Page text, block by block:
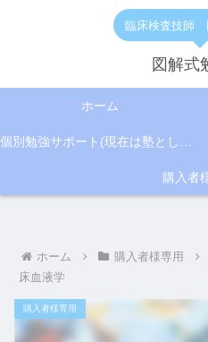
臨床検査技師
図解式
ホーム
購入者
ホーム 購入者様専用
床血液学
購入者様専用